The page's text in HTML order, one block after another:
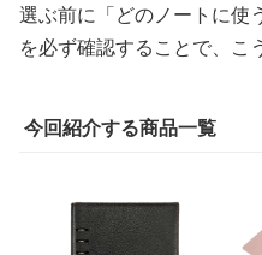
選ぶ前に「どのノートに使
を必ず確認することで、こ
今回紹介する商品一覧